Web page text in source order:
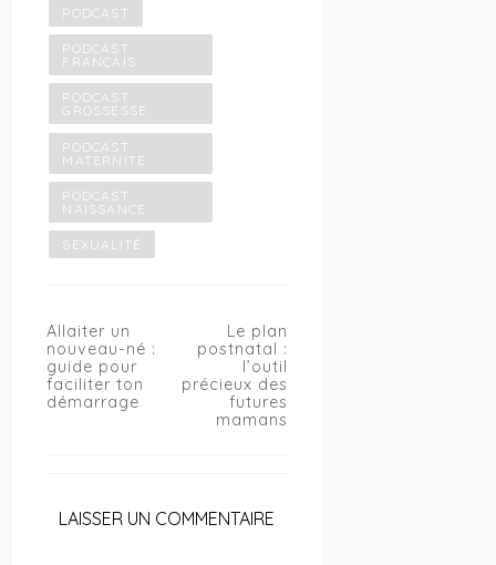
PODCAST
PODCAST
FRANÇAIS
PODCAST
GROSSESSE
PODCAST
MATERNITE
PODCAST
NAISSANCE
SEXUALITÉ
Navigation
de
l’article
Allaiter un
nouveau-né :
guide pour
faciliter ton
démarrage
Le plan
postnatal :
l’outil
précieux des
futures
mamans
LAISSER UN COMMENTAIRE